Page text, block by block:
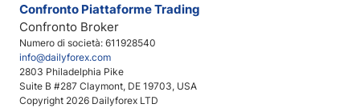
Numero di società: 611928540
info@dailyforex.com
2803 Philadelphia Pike
Suite B #287 Claymont, DE 19703, USA
Copyright 2026 Dailyforex LTD
Confronto Piattaforme Trading
Confronto Broker